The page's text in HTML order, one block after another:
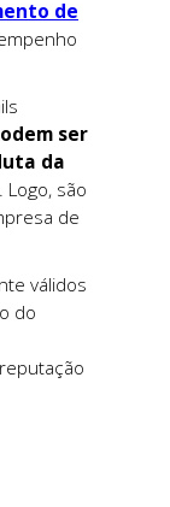
de
ser
da
. Logo, são
de
válidos
do